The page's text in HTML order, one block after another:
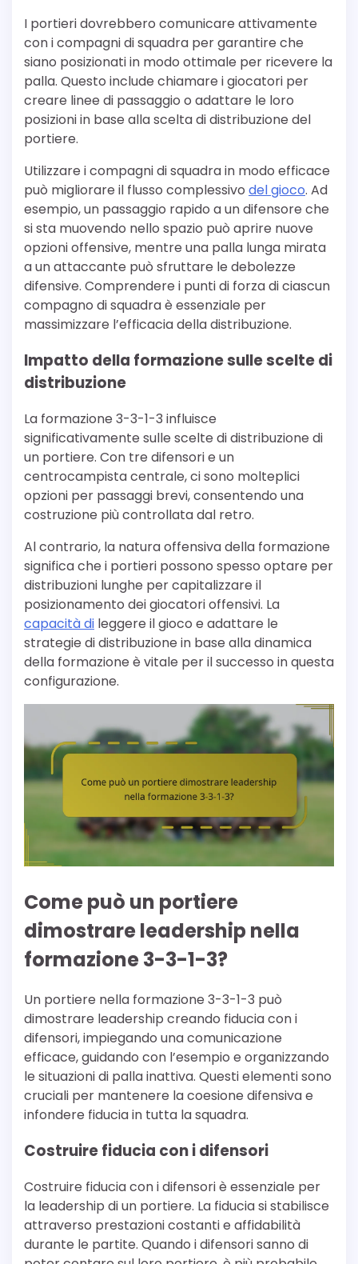
I portieri dovrebbero comunicare attivamente
con i compagni di squadra per garantire che
siano posizionati in modo ottimale per ricevere la
palla. Questo include chiamare i giocatori per
creare linee di passaggio o adattare le loro
posizioni in base alla scelta di distribuzione del
portiere.
Utilizzare i compagni di squadra in modo efficace
può migliorare il flusso complessivo del gioco. Ad
esempio, un passaggio rapido a un difensore che
si sta muovendo nello spazio può aprire nuove
opzioni offensive, mentre una palla lunga mirata
a un attaccante può sfruttare le debolezze
difensive. Comprendere i punti di forza di ciascun
compagno di squadra è essenziale per
massimizzare l’efficacia della distribuzione.
Impatto della formazione sulle scelte di
distribuzione
La formazione 3-3-1-3 influisce
significativamente sulle scelte di distribuzione di
un portiere. Con tre difensori e un
centrocampista centrale, ci sono molteplici
opzioni per passaggi brevi, consentendo una
costruzione più controllata dal retro.
Al contrario, la natura offensiva della formazione
significa che i portieri possono spesso optare per
distribuzioni lunghe per capitalizzare il
posizionamento dei giocatori offensivi. La
capacità di leggere il gioco e adattare le
strategie di distribuzione in base alla dinamica
della formazione è vitale per il successo in questa
configurazione.
Come può un portiere
dimostrare leadership nella
formazione 3-3-1-3?
Un portiere nella formazione 3-3-1-3 può
dimostrare leadership creando fiducia con i
difensori, impiegando una comunicazione
efficace, guidando con l’esempio e organizzando
le situazioni di palla inattiva. Questi elementi sono
cruciali per mantenere la coesione difensiva e
infondere fiducia in tutta la squadra.
Costruire fiducia con i difensori
Costruire fiducia con i difensori è essenziale per
la leadership di un portiere. La fiducia si stabilisce
attraverso prestazioni costanti e affidabilità
durante le partite. Quando i difensori sanno di